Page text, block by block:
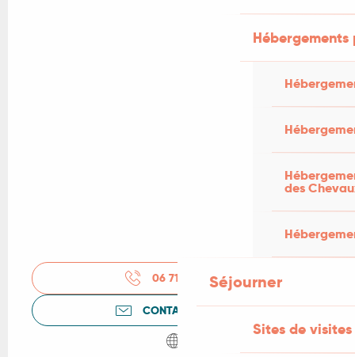
des
Séjourner
Sites de visites
06 71 92 62▒▒
CONTACTEZ-NOUS